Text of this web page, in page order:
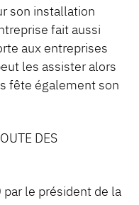
son installation
fait aussi
aux entreprises
les assister alors
fête également son
DES
le président de la